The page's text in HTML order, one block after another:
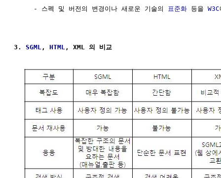
     - 스펙 및 버전의 변경이나 새로운 기술의
표준화 등을 W3C
3. SGML , HTML , XML 의 비교